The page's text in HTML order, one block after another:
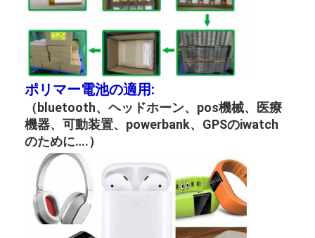
第一次リチウム電池
ハイブリッド車電池
ポリマー電池の適用:
（bluetooth、ヘッドホーン、pos機械、医療
機器、可動装置、powerbank、GPSのiwatch
のために….）